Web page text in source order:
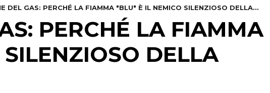
DEL GAS: PERCHÉ LA FIAMMA "BLU" È IL NEMICO SILENZIOSO DELLA...
PERCHÉ LA FIAMMA
DELLA